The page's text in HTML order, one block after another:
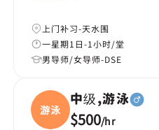
上门补习-天水围
一星期1日-1小时/堂
男导师/女导师-DSE
游泳
中级,游泳
$500/hr